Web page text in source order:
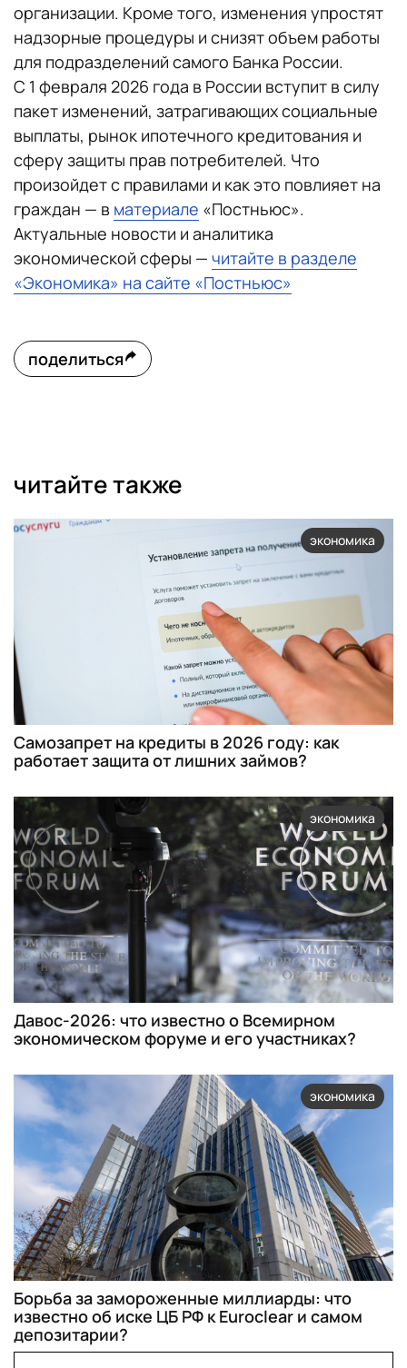
организации. Кроме того, изменения упростят
надзорные процедуры и снизят объем работы
для подразделений самого Банка России.
С 1 февраля 2026 года в России вступит в силу
пакет изменений, затрагивающих социальные
выплаты, рынок ипотечного кредитования и
сферу защиты прав потребителей. Что
произойдет с правилами и как это повлияет на
граждан — в материале «Постньюс».
Актуальные новости и аналитика
экономической сферы — читайте в разделе
«Экономика» на сайте «Постньюс»
поделиться
читайте также
экономика
Самозапрет на кредиты в 2026 году: как
работает защита от лишних займов?
экономика
Давос-2026: что известно о Всемирном
экономическом форуме и его участниках?
экономика
Борьба за замороженные миллиарды: что
известно об иске ЦБ РФ к Euroclear и самом
депозитарии?